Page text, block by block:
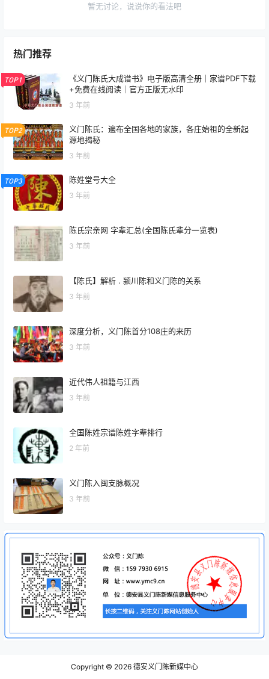
暂无讨论，说说你的看法吧
热门推荐
TOP1
《义门陈氏大成谱书》电子版高清全册｜家谱PDF下载
+免费在线阅读｜官方正版无水印
3 年前
TOP2
义门陈氏：遍布全国各地的家族，各庄始祖的全新起
源地揭秘
3 年前
TOP3 陈姓堂号大全
3 年前
陈氏宗亲网 字辈汇总(全国陈氏辈分一览表)
3 年前
【陈氏】解析 . 颍川陈和义门陈的关系
3 年前
深度分析，义门陈首分108庄的来历
3 年前
近代伟人祖籍与江西
3 年前
全国陈姓宗谱陈姓字辈排行
2 年前
义门陈入闽支脉概况
3 年前
Copyright © 2026 德安义门陈新媒中心